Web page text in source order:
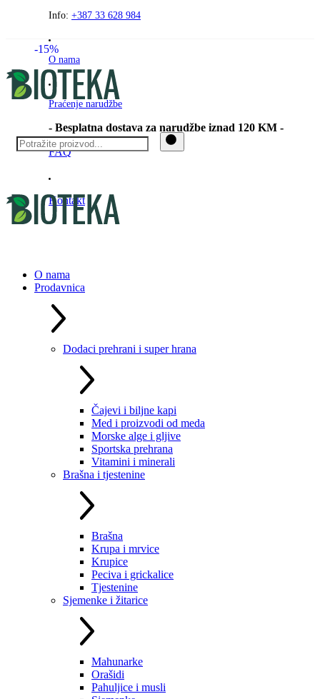
PreskočiteInfo: +387 33 628 984
O nama
Praćenje narudžbe
- Besplatna dostava za narudžbe iznad 120 KM -
FAQ
Kontakt
O nama
Prodavnica
Dodaci prehrani i super hrana
Čajevi i biljne kapi
Med i proizvodi od meda
Morske alge i gljive
Sportska prehrana
Vitamini i minerali
Brašna i tjestenine
Brašna
Krupa i mrvice
Krupice
Peciva i grickalice
Tjestenine
Sjemenke i žitarice
Mahunarke
Orašidi
Pahuljice i musli
-15%